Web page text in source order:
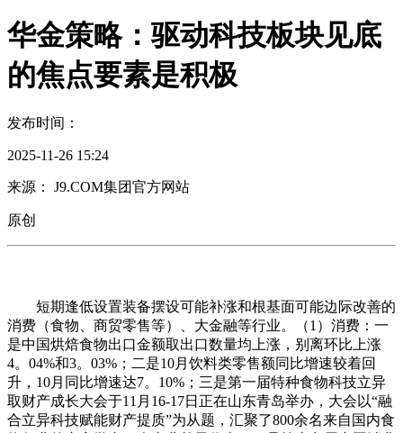
华金策略：驱动科技板块见底
的焦点要素是积极
发布时间：
2025-11-26 15:24
来源： J9.COM集团官方网站
原创
短期逢低设置装备摆设可能补涨和根基面可能边际改善的
消费（食物、商贸零售等）、大金融等行业。（1）消费：一
是中国烘焙食物出口金额取出口数量均上涨，别离环比上涨
4。04%和3。03%；二是10月饮料类零售额同比增速较着回
升，10月同比增速达7。10%；三是第一届特种食物科技立异
取财产成长大会于11月16-17日正在山东青岛举办，大会以“融
合立异科技赋能财产提质”为从题，汇聚了800余名来自国内食